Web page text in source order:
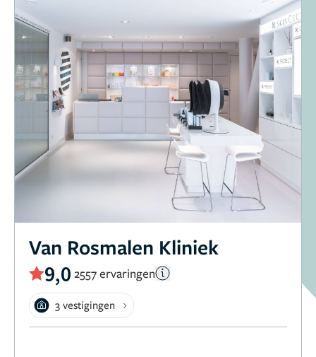
Van Rosmalen Kliniek
9,0 2557 ervaringen
3 vestigingen